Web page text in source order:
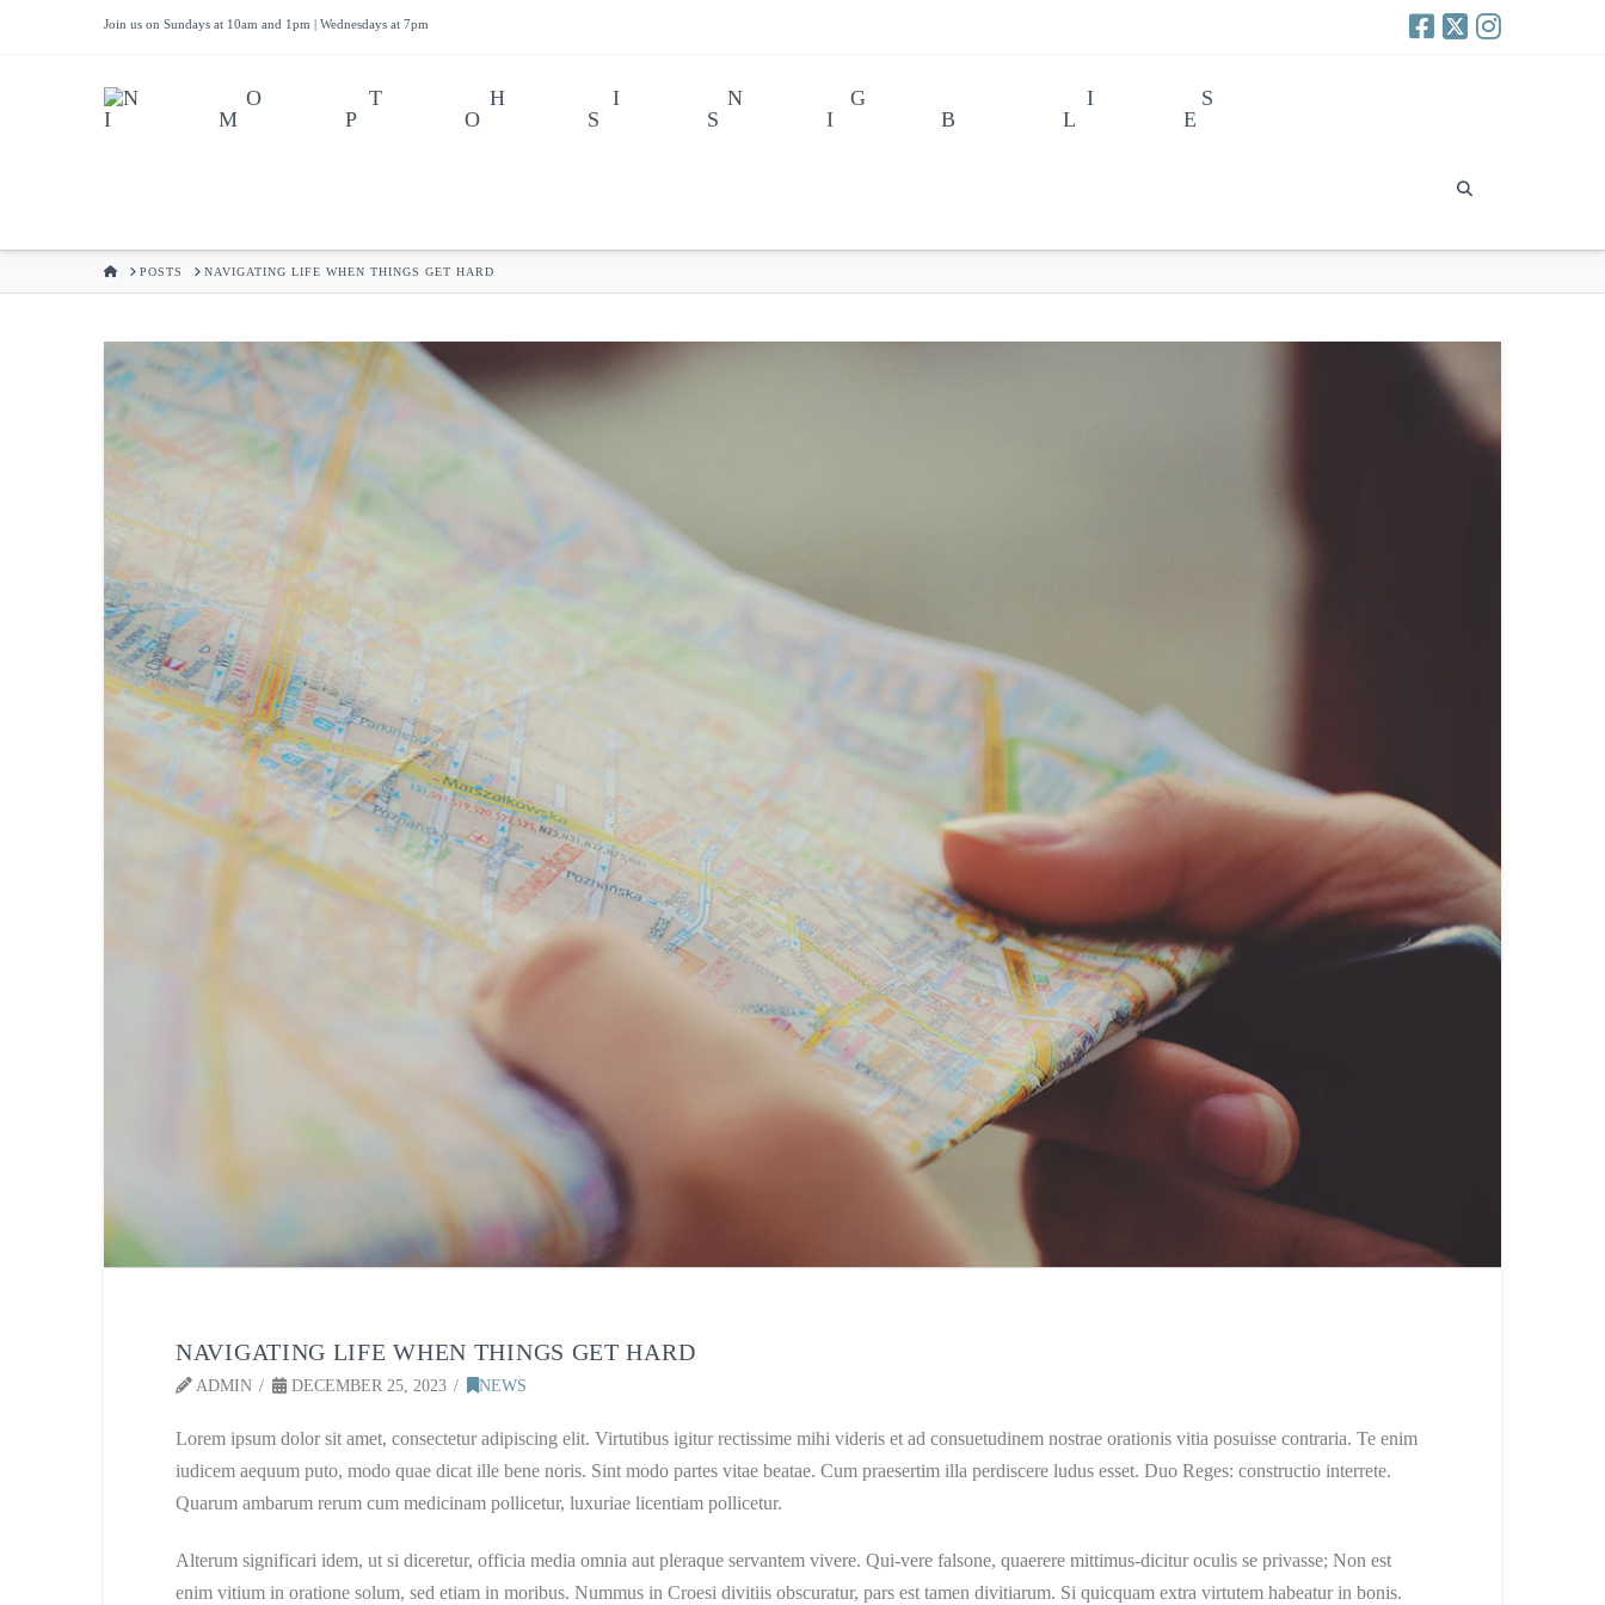
Join us on Sundays at 10am and 1pm | Wednesdays at 7pm
HOMEPOSTS NAVIGATING LIFE WHEN THINGS GET HARD
NAVIGATING LIFE WHEN THINGS GET HARD
ADMIN DECEMBER 25, 2023 NEWS
Lorem ipsum dolor sit amet, consectetur adipiscing elit. Virtutibus igitur rectissime mihi videris et ad consuetudinem nostrae orationis vitia posuisse contraria. Te enim
iudicem aequum puto, modo quae dicat ille bene noris. Sint modo partes vitae beatae. Cum praesertim illa perdiscere ludus esset. Duo Reges: constructio interrete.
Quarum ambarum rerum cum medicinam pollicetur, luxuriae licentiam pollicetur.
Alterum significari idem, ut si diceretur, officia media omnia aut pleraque servantem vivere. Qui-vere falsone, quaerere mittimus-dicitur oculis se privasse; Non est
enim vitium in oratione solum, sed etiam in moribus. Nummus in Croesi divitiis obscuratur, pars est tamen divitiarum. Si quicquam extra virtutem habeatur in bonis.